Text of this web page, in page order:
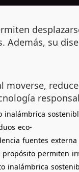
su
inalámbrica
eco-
fuentes externa
propósito permiten
inalámbrica